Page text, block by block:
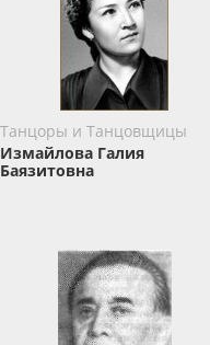
Танцоры и Танцовщицы
Измайлова Галия
Баязитовна